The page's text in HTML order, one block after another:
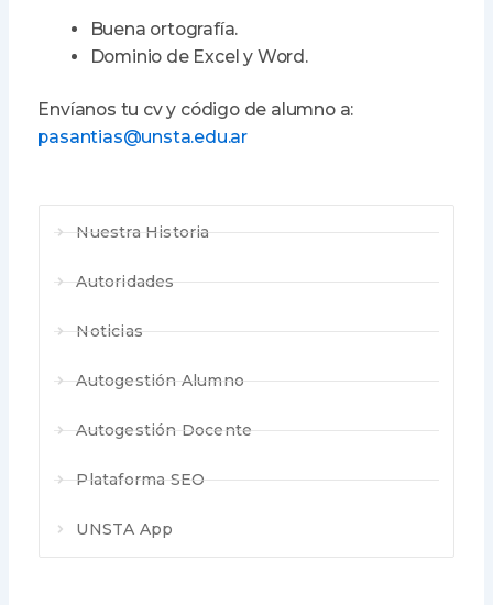
Buena ortografía.
Dominio de Excel y Word.
Envíanos tu cv y código de alumno a:
pasantias@unsta.edu.ar
Nuestra Historia
Autoridades
Noticias
Autogestión Alumno
Autogestión Docente
Plataforma SEO
UNSTA App